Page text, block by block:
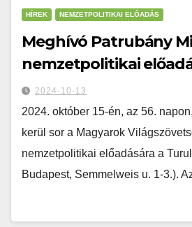
HÍREK NEMZETPOLITIKAI ELŐADÁS
Meghívó Patrubány
nemzetpolitikai
2024-10-13
2024. október 15-én, az 56.
kerül sor a Magyarok
nemzetpolitikai előadására a
Budapest, Semmelweis u. 1-3.).